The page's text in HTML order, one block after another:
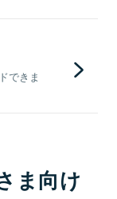
できま
ま向け